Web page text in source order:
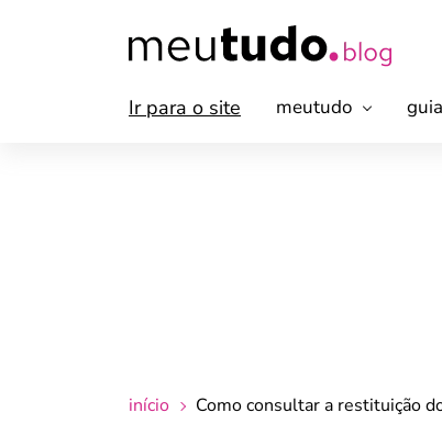
Ir para o site meutudo
início Como consultar a restituição